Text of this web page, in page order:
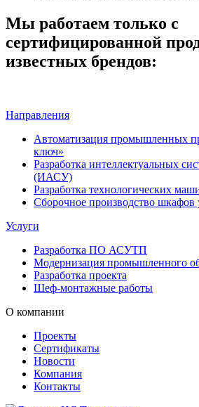
Мы работаем только с
сертифицированной
известных брендов:
Направления
Автоматизация промышленных
ключ»
Разработка интеллектуальных
(ИАСУ)
Разработка технологических
Сборочное производство шкафов
Услуги
Разработка ПО АСУТП
Модернизация промышленного
Разработка проекта
Шеф-монтажные работы
О компании
Проекты
Сертификаты
Новости
Компания
Контакты